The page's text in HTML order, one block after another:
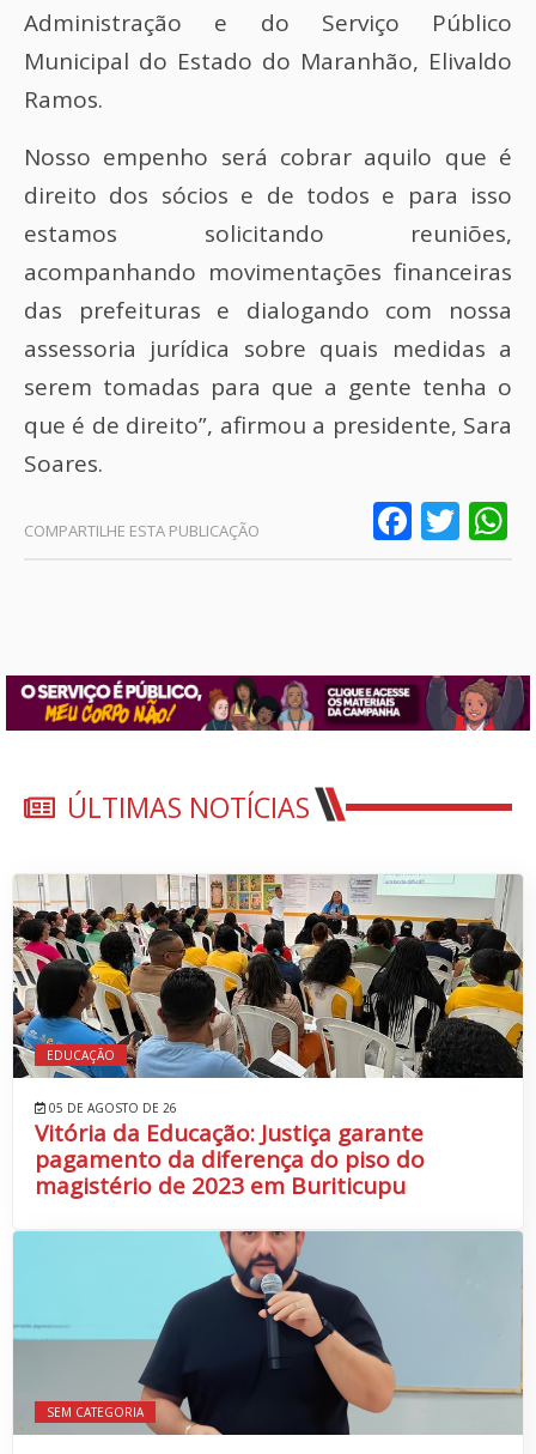
Administração e do Serviço Público
Municipal do Estado do Maranhão, Elivaldo
Ramos.
Nosso empenho será cobrar aquilo que é
direito dos sócios e de todos e para isso
estamos solicitando reuniões,
acompanhando movimentações financeiras
das prefeituras e dialogando com nossa
assessoria jurídica sobre quais medidas a
serem tomadas para que a gente tenha o
que é de direito”, afirmou a presidente, Sara
Soares.
ÚLTIMAS NOTÍCIAS
EDUCAÇÃO
05 DE AGOSTO DE 26
Vitória da Educação: Justiça garante
pagamento da diferença do piso do
magistério de 2023 em Buriticupu
SEM CATEGORIA